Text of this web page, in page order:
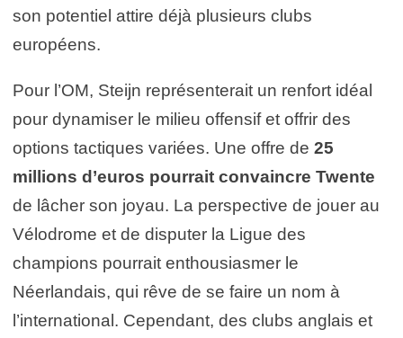
son potentiel attire déjà plusieurs clubs
européens.
Pour l’OM, Steijn représenterait un renfort idéal
pour dynamiser le milieu offensif et offrir des
options tactiques variées. Une offre de 25
millions d’euros pourrait convaincre Twente
de lâcher son joyau. La perspective de jouer au
Vélodrome et de disputer la Ligue des
champions pourrait enthousiasmer le
Néerlandais, qui rêve de se faire un nom à
l’international. Cependant, des clubs anglais et